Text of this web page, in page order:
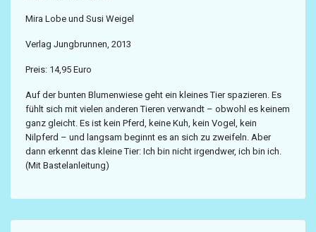
Mira Lobe und Susi Weigel
Verlag Jungbrunnen, 2013
Preis: 14,95 Euro
Auf der bunten Blumenwiese geht ein kleines Tier spazieren. Es
fühlt sich mit vielen anderen Tieren verwandt – obwohl es keinem
ganz gleicht. Es ist kein Pferd, keine Kuh, kein Vogel, kein
Nilpferd – und langsam beginnt es an sich zu zweifeln. Aber
dann erkennt das kleine Tier: Ich bin nicht irgendwer, ich bin ich.
(Mit Bastelanleitung)